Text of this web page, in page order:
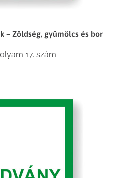
– Zöldség, gyümölcs és bor
17. szám